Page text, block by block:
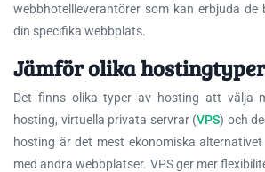
webbhotellleverantörer som kan erbjuda
din specifika webbplats.
Jämför olika hostingtyper
Det finns olika typer av hosting att välja
hosting, virtuella privata servrar (VPS) och
hosting är det mest ekonomiska
med andra webbplatser. VPS ger mer